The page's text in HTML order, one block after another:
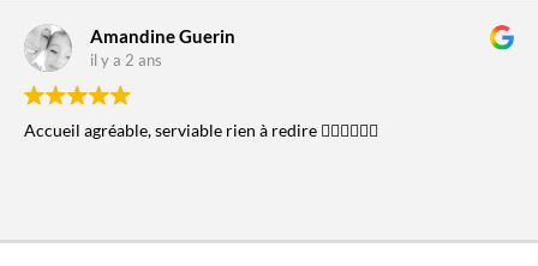
Amandine Guerin
il y a 2 ans
Accueil agréable, serviable rien à redire 👍🏼👍🏼👍🏼